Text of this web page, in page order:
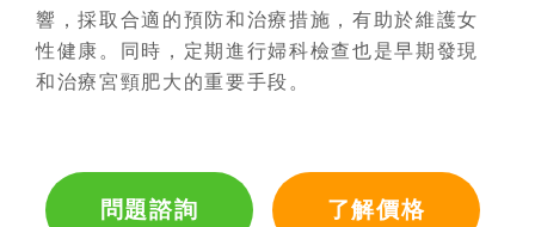
響，採取合適的預防和治療措施，有助於維護女
性健康。同時，定期進行婦科檢查也是早期發現
和治療宮頸肥大的重要手段。
問題諮詢 了解價格